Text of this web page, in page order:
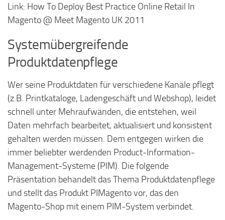
Link: How To Deploy Best Practice Online Retail In
Magento @ Meet Magento UK 2011
Systemübergreifende
Produktdatenpflege
Wer seine Produktdaten für verschiedene Kanäle pflegt
(z.B. Printkataloge, Ladengeschäft und Webshop), leidet
schnell unter Mehraufwänden, die entstehen, weil
Daten mehrfach bearbeitet, aktualisiert und konsistent
gehalten werden müssen. Dem entgegen wirken die
immer beliebter werdenden Product-Information-
Management-Systeme (PIM). Die folgende
Präsentation behandelt das Thema Produktdatenpflege
und stellt das Produkt PIMagento vor, das den
Magento-Shop mit einem PIM-System verbindet.